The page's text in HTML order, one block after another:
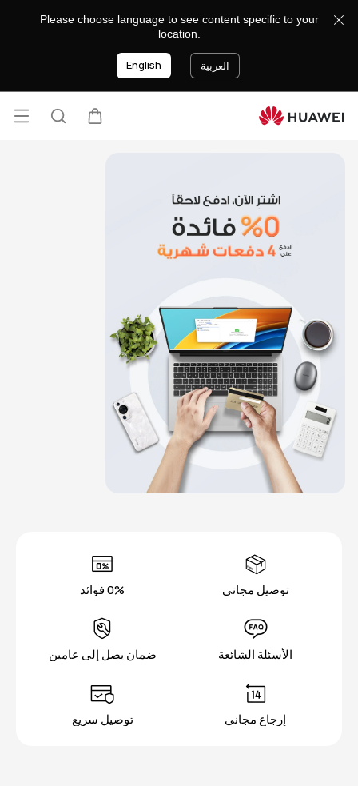
Please choose language to see content specific to your
location.
العربية English
فتح
توصيل مجاني 0% فوائد
الأسئلة الشائعة ضمان يصل إلى عامين
إرجاع مجاني توصيل سريع